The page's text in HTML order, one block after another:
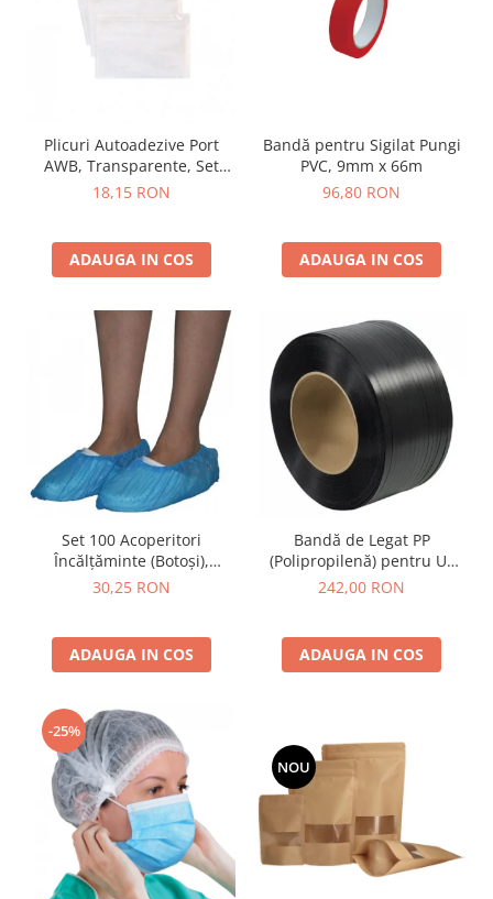
Plicuri Autoadezive Port
AWB, Transparente, Set
100/250/500/1000 buc
18,15 RON
ADAUGA IN COS
Bandă pentru Sigilat Pungi
PVC, 9mm x 66m
96,80 RON
ADAUGA IN COS
Set 100 Acoperitori
Încălțăminte (Botoși),
Albaștri, Universali
30,25 RON
ADAUGA IN COS
Bandă de Legat PP
(Polipropilenă) pentru Uz
Manual, Negru, Rezistentă
242,00 RON
ADAUGA IN COS
-25%
NOU